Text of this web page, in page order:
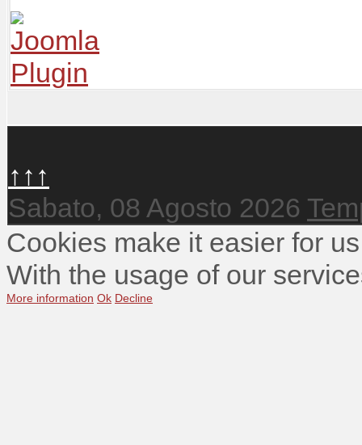
↑↑↑
Sabato, 08 Agosto 2026
Cookies make it easier for
With the usage of our
More information Ok Decline